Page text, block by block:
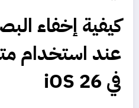
كيفية إخفاء
عند استخدام
في iOS 26